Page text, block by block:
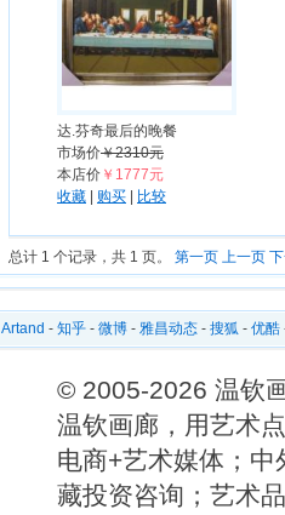
达.芬奇最后的晚餐
市场价￥2310元
本店价 ￥1777元
收藏
购买 比较
总计 1 个记录，共 1 页。 第一页 上一页
Artand - 知乎 - 微博 - 雅昌动态 - 搜狐 - 优酷
© 2005-2026 温钦
温钦画廊，用艺术
电商+艺术媒体；
藏投资咨询；艺术